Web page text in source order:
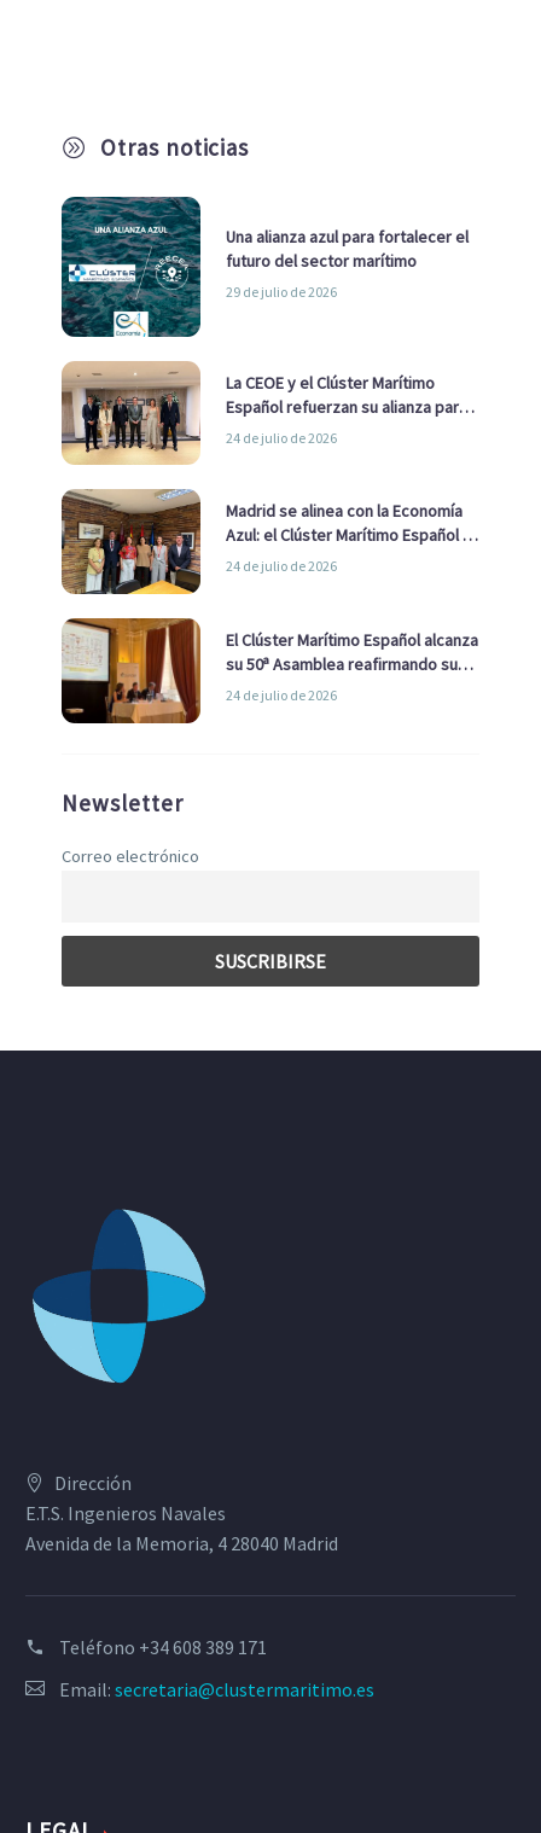
A Otras noticias
Una alianza azul para fortalecer el
futuro del sector marítimo
29 de julio de 2026
La CEOE y el Clúster Marítimo
Español refuerzan su alianza para
impulsar una estrategia Nacional
24 de julio de 2026
Madrid se alinea con la Economía
Azul: el Clúster Marítimo Español y
la Real Liga Naval avanzan alianzas
24 de julio de 2026
El Clúster Marítimo Español alcanza
su 50ª Asamblea reafirmando su
liderazgo en la Economía Azul
24 de julio de 2026
Newsletter
Correo electrónico
Dirección
E.T.S. Ingenieros Navales
Avenida de la Memoria, 4 28040 Madrid
Teléfono +34 608 389 171
Email: secretaria@clustermaritimo.es